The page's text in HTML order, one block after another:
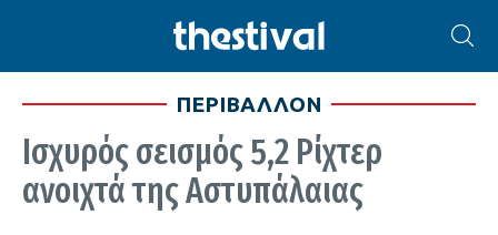
ΠΕΡΙΒΑΛΛΟΝ
Ισχυρός σεισμός 5,2 Ρίχτερ
ανοιχτά της Αστυπάλαιας